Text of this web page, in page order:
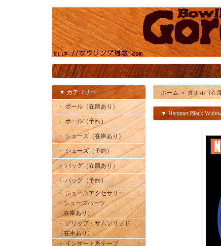
▼ カテゴリー
・ ボール（在庫あり）
・ ボール（予約）
・ シューズ（在庫あり）
・ シューズ（予約）
・ バッグ（在庫あり）
・ バッグ（予約）
・ シューズアクセサリー
・シューズパーツ
（在庫あり）
・ グリップ・サムソリッド
（在庫あり）
・ インサート系テープ
ホーム ＞ タオル（在
▼ Hammer Black